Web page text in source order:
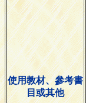
使用教材、參考書
目或其他